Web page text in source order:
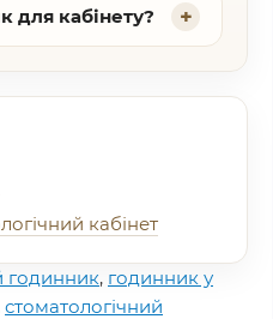
для кабінету?
кабінет
годинник, годинник у
стоматологічний